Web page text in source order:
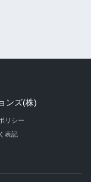
ンズ(株)
リシー
表記